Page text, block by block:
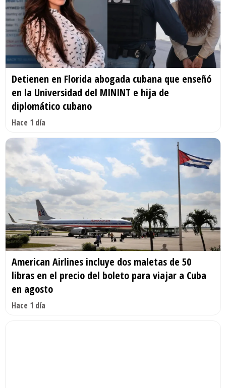
Detienen en Florida abogada cubana que enseñó
en la Universidad del MININT e hija de
diplomático cubano
Hace 1 día
American Airlines incluye dos maletas de 50
libras en el precio del boleto para viajar a Cuba
en agosto
Hace 1 día